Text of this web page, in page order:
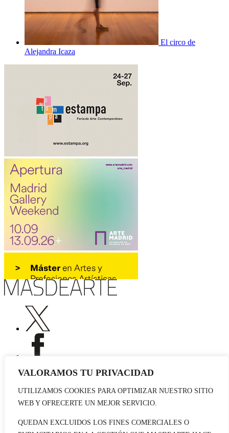
VALORAMOS TU PRIVACIDAD
UTILIZAMOS COOKIES PARA OPTIMIZAR NUESTRO SITIO
WEB Y OFRECERTE UN MEJOR SERVICIO.
QUEDAN EXCLUIDOS LOS FINES COMERCIALES O
El circo de
Alejandra Icaza
Publicidad
Contacto